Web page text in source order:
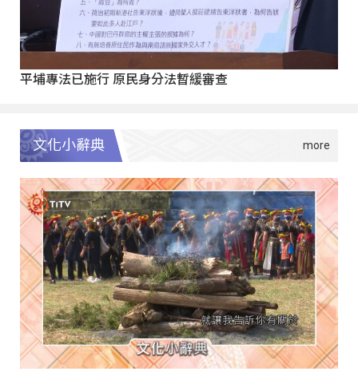
平埔專法已施行 原民身分法暫緩審查
文化小辭典